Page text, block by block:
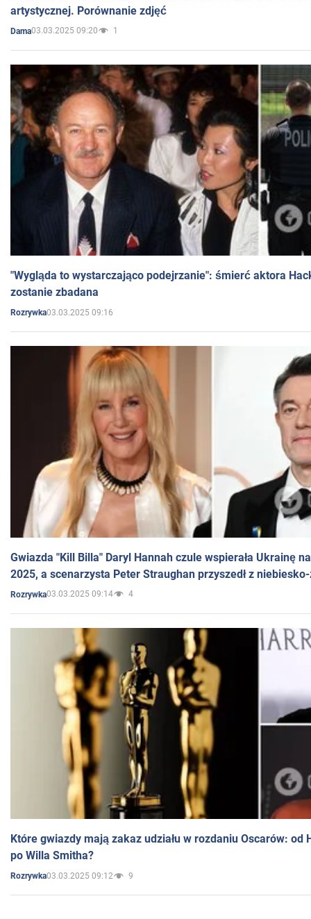
artystycznej. Porównanie zdjęć
Dama03.03.2025 09:20 1
"Wygląda to wystarczająco podejrzanie": śmierć aktora
zostanie zbadana
Rozrywka03.03.2025 09:16
Gwiazda "Kill Billa" Daryl Hannah czule wspierała Ukrainę
2025, a scenarzysta Peter Straughan przyszedł z
Rozrywka03.03.2025 09:14 4
Które gwiazdy mają zakaz udziału w rozdaniu Oscarów: od
po Willa Smitha?
Rozrywka03.03.2025 09:12 9